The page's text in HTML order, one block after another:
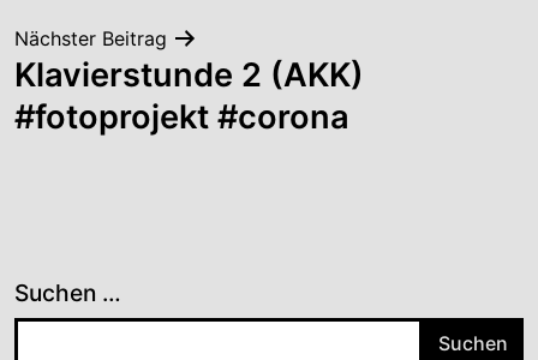
Nächster Beitrag
Klavierstunde 2 (AKK)
#fotoprojekt #corona
Suchen …